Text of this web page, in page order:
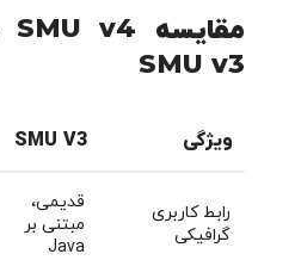
SMU v3
ویژگی SMU V3
رابط کاربری
گرافیکی
قدیمی،
مبتنی بر
Java